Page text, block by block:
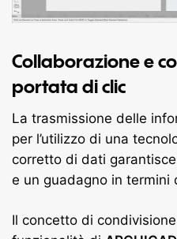
Collaborazione e
portata di clic
La trasmissione delle
per l’utilizzo di una
corretto di dati
e un guadagno in termini
Il concetto di